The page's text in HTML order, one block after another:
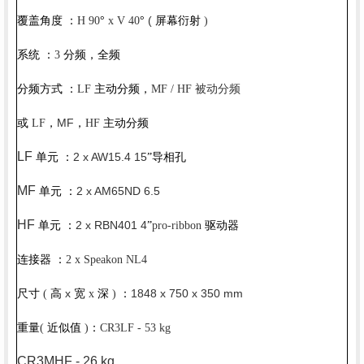
覆盖角度 ： H 90° x V 40° ( 屏幕衍射 )
系统 ： 3 分频，全频
分频方式 ： LF 主动分频， MF / HF 被动分频
或 LF ， MF ， HF 主动分频
LF 单元 ： 2 x AW15.4 15”导相孔
MF 单元 ： 2 x AM65ND 6.5
HF 单元 ： 2 x RBN401 4”pro-ribbon 驱动器
连接器 ： 2 x Speakon NL4
尺寸 ( 高 x 宽 x 深 ) ： 1848 x 750 x 350 mm
重量( 近似值 ) ： CR3LF - 53 kg
CR3MHF - 26 kg